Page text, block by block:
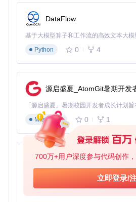
700万+用户深度参与代码创作
立即登录/
业的专业性要求。
解决方案
：TDesign的卡片组件、树
建了层次分明的信息架构：
患者信息的分类展示
医疗数据的统计分析
实施效果
间缩短50%，数据录入效率提升35%
2.3 电商后台管理：高效订单处理流程
业务痛点：电商平台后台需要处理海
踪、库存管理、物流信息等多环节协
：TDesign的表格组件和工
DataFlow
基于大模型算子和工作流的高效文本大
Python
0 4
源启盛夏_AtomGit暑期开发
Markdown
0 1
py-xiaozhi
Python
0 1